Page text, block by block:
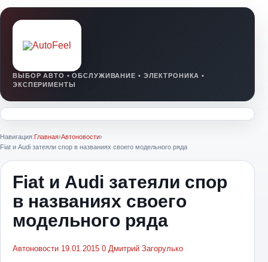
Навигация:Главная›Автоновости›
Fiat и Audi затеяли спор в названиях своего модельного ряда
Fiat и Audi затеяли спор
в названиях своего
модельного ряда
Автоновости 19.01.2015 0 Дмитрий Загорулько